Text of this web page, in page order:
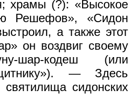
храмы (?): «Высокое
Решефов», «Сидон
а также этот
он воздвиг своему
шар-кодеш (или
— Здесь
святилища сидонских